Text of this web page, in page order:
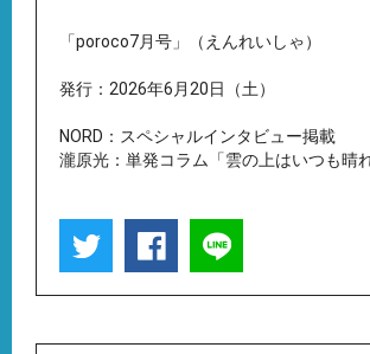
「poroco7月号」（えんれいしゃ）
発行：2026年6月20日（土）
NORD：スペシャルインタビュー掲載
瀧原光：単発コラム「雲の上はいつも晴